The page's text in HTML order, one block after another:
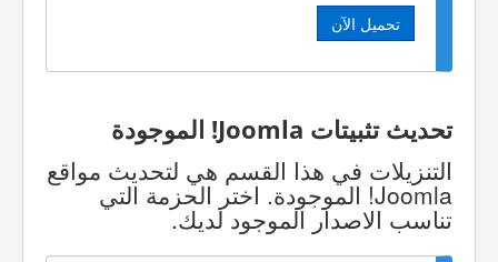
تحميل الآن
تحديث تثبيتات Joomla! الموجودة
التنزيلات في هذا القسم هي لتحديث مواقع
Joomla! الموجودة. اختر الحزمة التي
تناسب الاصدار الموجود لديك.